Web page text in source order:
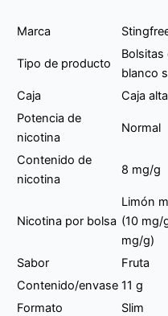
Marca
Tipo de producto
Bolsitas
blanco
Caja
Caja alta
Potencia de
nicotina
Normal
Contenido de
nicotina
8 mg/g
Nicotina por bolsa
Limón
(10 mg/
mg/g)
Sabor
Fruta
Contenido/envase 11 g
Formato
Slim